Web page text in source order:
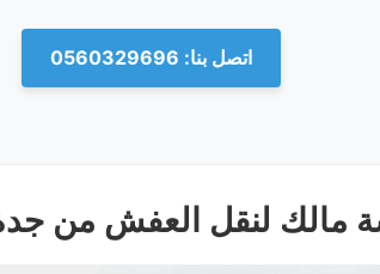
اتصل بنا: 0560329696
مالك لنقل العفش من